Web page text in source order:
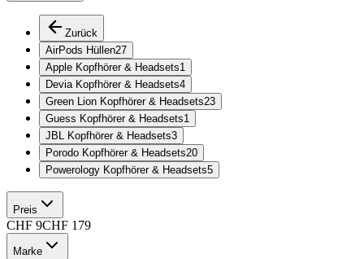
Zurück
AirPods Hüllen27
Apple Kopfhörer & Headsets1
Devia Kopfhörer & Headsets4
Green Lion Kopfhörer & Headsets23
Guess Kopfhörer & Headsets1
JBL Kopfhörer & Headsets3
Porodo Kopfhörer & Headsets20
Powerology Kopfhörer & Headsets5
Preis
CHF 9CHF 179
Marke